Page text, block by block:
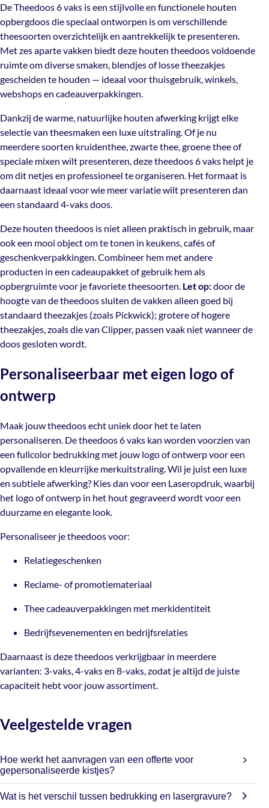
Personaliseerbaar met eigen logo of
ontwerp
Maak jouw theedoos echt uniek door het te laten
personaliseren. De theedoos 6 vaks kan worden voorzien
van eenfullcolor bedrukkingmet jouw logo of ontwerp
voor een opvallende en kleurrijke merkuitstraling. Wil je
juist een luxe en subtiele afwerking? Kies dan voor een
Laseropdruk, waarbij het logo of ontwerp in het hout
gegraveerd wordt voor een duurzame en elegante look.
Personaliseer je theedoos voor:
Relatiegeschenken
Thee cadeauverpakkingen met merkidentiteit
Bedrijfsevenementen en bedrijfsrelaties
Daarnaast is deze theedoos verkrijgbaar in meerdere
varianten:3-vaks,4-vaksen8-vaks, zodat je altijd de
juiste capaciteit hebt voor jouw assortiment.
De Theedoos 6 vaks is een stijlvolle en functionele houten
opbergdoos die speciaal ontworpen is om verschillende
theesoorten overzichtelijk en aantrekkelijk te presenteren.
Met zes aparte vakken biedt deze houten theedoos voldoende
ruimte om diverse smaken, blendjes of losse theezakjes
gescheiden te houden — ideaal voor thuisgebruik, winkels,
webshops en cadeauverpakkingen.
Dankzij de warme, natuurlijke houten afwerking krijgt elke
selectie van theesmaken een luxe uitstraling. Of je nu
meerdere soorten kruidenthee, zwarte thee, groene thee of
speciale mixen wilt presenteren, deze theedoos 6 vaks helpt je
om dit netjes en professioneel te organiseren. Het formaat is
daarnaast ideaal voor wie meer variatie wilt presenteren dan
een standaard 4-vaks doos.
Deze houten theedoos is niet alleen praktisch in gebruik, maar
ook een mooi object om te tonen in keukens, cafés of
geschenkverpakkingen. Combineer hem met andere
producten in een cadeaupakket of gebruik hem als
opbergruimte voor je favoriete theesoorten. Let op:door de
hoogte van de theedoos sluiten de vakken alleen goed bij
standaard theezakjes (zoals Pickwick); grotere of hogere
theezakjes, zoals die van Clipper, passen vaak niet wanneer de
doos gesloten wordt.
Personaliseerbaar met eigen logo of
ontwerp
Maak jouw theedoos echt uniek door het te laten
personaliseren. De theedoos 6 vaks kan worden voorzien van
een fullcolor bedrukking met jouw logo of ontwerp voor een
opvallende en kleurrijke merkuitstraling. Wil je juist een luxe
en subtiele afwerking? Kies dan voor een Laseropdruk , waarbij
het logo of ontwerp in het hout gegraveerd wordt voor een
duurzame en elegante look.
Personaliseer je theedoos voor:
Relatiegeschenken
Reclame- of promotiemateriaal
Thee cadeauverpakkingen met merkidentiteit
Bedrijfsevenementen en bedrijfsrelaties
Daarnaast is deze theedoos verkrijgbaar in meerdere
varianten: 3-vaks 4-vaksen 8-vaks , zodat je altijd de juiste
capaciteit hebt voor jouw assortiment.
Veelgestelde vragen
Hoe werkt het aanvragen van een offerte voor
gepersonaliseerde kistjes?
Je kunt eenvoudig een offerte aanvragen via de offerteknop
op de productpagina. In de popup die verschijnt kun je
Wat is het verschil tussen bedrukking en lasergravure?